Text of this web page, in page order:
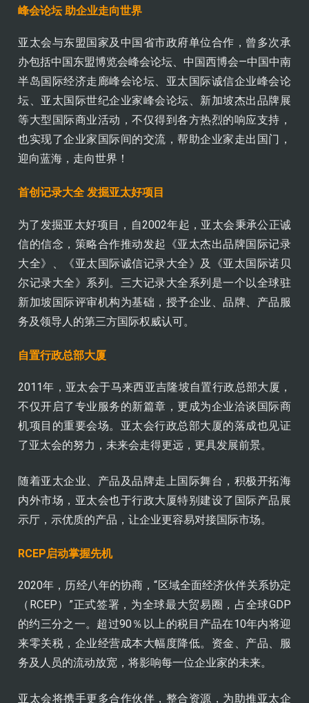
峰会论坛 助企业走向世界
亚太会与东盟国家及中国省市政府单位合作，曾多次承
办包括中国东盟博览会峰会论坛、中国西博会—中国中南
半岛国际经济走廊峰会论坛、亚太国际诚信企业峰会论
坛、亚太国际世纪企业家峰会论坛、新加坡杰出品牌展
等大型国际商业活动，不仅得到各方热烈的响应支持，
也实现了企业家国际间的交流，帮助企业家走出国门，
迎向蓝海，走向世界！
首创记录大全 发掘亚太好项目
为了发掘亚太好项目，自2002年起，亚太会秉承公正诚
信的信念，策略合作推动发起《亚太杰出品牌国际记录
大全》、《亚太国际诚信记录大全》及《亚太国际诺贝
尔记录大全》系列。三大记录大全系列是一个以全球驻
新加坡国际评审机构为基础，授予企业、品牌、产品服
务及领导人的第三方国际权威认可。
自置行政总部大厦
2011年，亚太会于马来西亚吉隆坡自置行政总部大厦，
不仅开启了专业服务的新篇章，更成为企业洽谈国际商
机项目的重要会场。亚太会行政总部大厦的落成也见证
了亚太会的努力，未来会走得更远，更具发展前景。
随着亚太企业、产品及品牌走上国际舞台，积极开拓海
内外市场，亚太会也于行政大厦特别建设了国际产品展
示厅，示优质的产品，让企业更容易对接国际市场。
RCEP启动掌握先机
2020年，历经八年的协商，“区域全面经济伙伴关系协定
（RCEP）”正式签署，为全球最大贸易圈，占全球GDP
的约三分之一。超过90％以上的税目产品在10年内将迎
来零关税，企业经营成本大幅度降低。资金、产品、服
务及人员的流动放宽，将影响每一位企业家的未来。
亚太会将携手更多合作伙伴，整合资源，为助推亚太企